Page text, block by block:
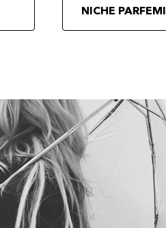
NICHE PARFEMI